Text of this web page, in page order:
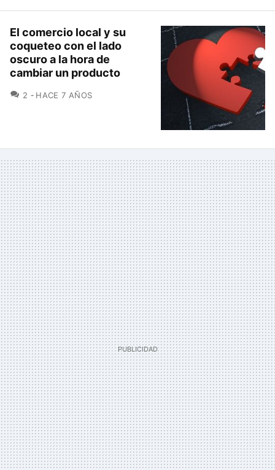
El comercio local y su
coqueteo con el lado
oscuro a la hora de
cambiar un producto
2 COMENTARIOS
HACE 7 AÑOS